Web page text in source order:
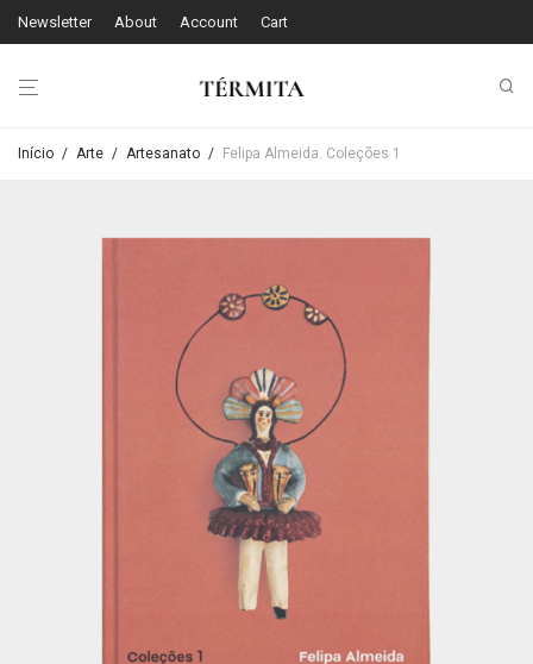
Newsletter About Account Cart
Início / Arte / Artesanato / Felipa Almeida. Coleções 1